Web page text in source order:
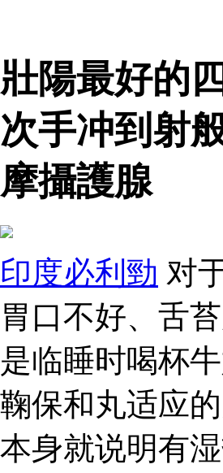
壯陽最好的
次手冲到射
摩攝護腺
印度必利勁 对
胃口不好、舌
是临睡时喝杯
鞠保和丸适应
本身就说明有